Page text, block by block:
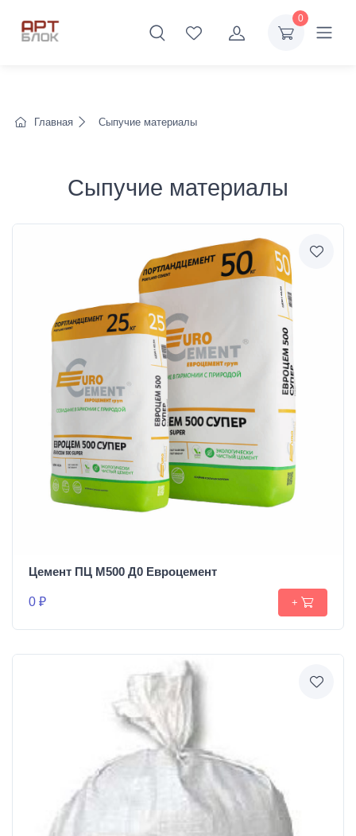
0
Главная Сыпучие материалы
Сыпучие материалы
Цемент ПЦ М500 Д0 Евроцемент
0 ₽ +